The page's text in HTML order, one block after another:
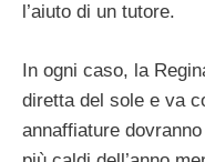
l’aiuto di un tutore.
In ogni caso, la
diretta del sole e va
annaffiature